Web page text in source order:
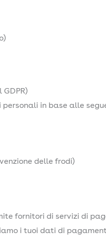
in base alle
delle frodi)
fornitori di servizi di
i tuoi dati di